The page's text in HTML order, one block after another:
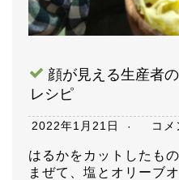
顔が見える生産者
レシピ
2022年1月21日 コ
はるかをカットしたも
まぜて、塩とオリーブ